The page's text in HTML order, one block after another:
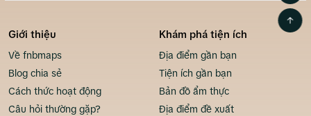
Giới thiệu
Về fnbmaps
Blog chia sẻ
Cách thức hoạt động
Câu hỏi thường gặp?
Khám phá tiện ích
Địa điểm gần bạn
Tiện ích gần bạn
Bản đồ ẩm thực
Địa điểm đề xuất